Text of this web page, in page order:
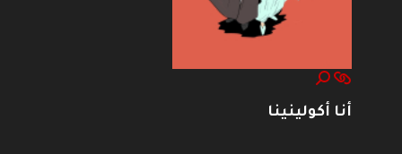
أنا أكولينينا